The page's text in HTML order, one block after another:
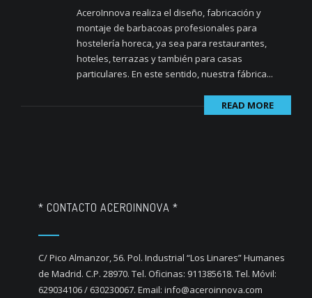
AceroInnova realiza el diseño, fabricación y
montaje de barbacoas profesionales para
hostelería horeca, ya sea para restaurantes,
hoteles, terrazas y también para casas
particulares. En este sentido, nuestra fábrica...
READ MORE
* CONTACTO ACEROINNOVA *
C/ Pico Almanzor, 56. Pol. Industrial “Los Linares” Humanes
de Madrid. C.P. 28970. Tel. Oficinas: 911385618. Tel. Móvil:
629034106 / 630230067. Email: info@aceroinnova.com